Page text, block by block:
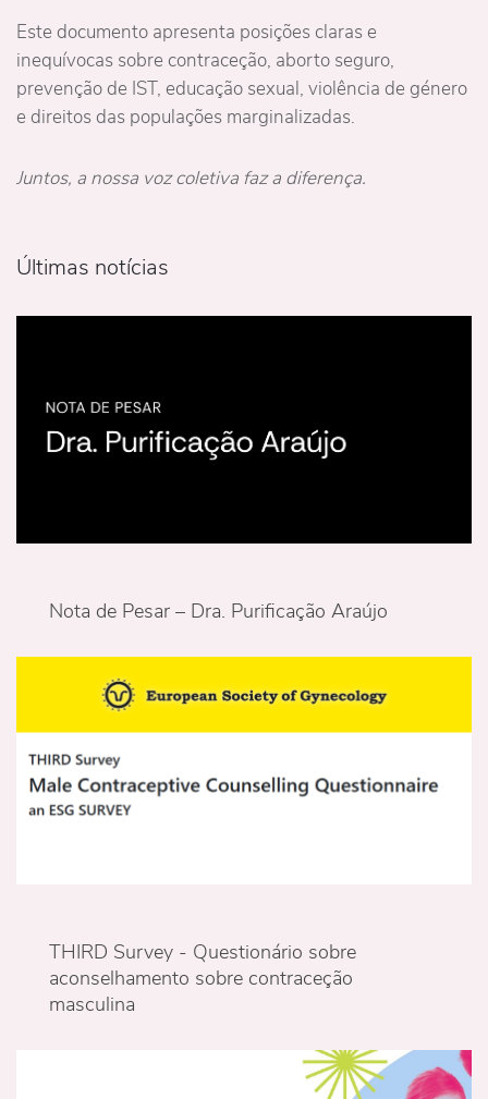
Este documento apresenta posições claras e
inequívocas sobre contraceção, aborto seguro,
prevenção de IST, educação sexual, violência de género
e direitos das populações marginalizadas.
Juntos, a nossa voz coletiva faz a diferença.
Últimas notícias
Nota de Pesar – Dra. Purificação Araújo
THIRD Survey - Questionário sobre
aconselhamento sobre contraceção
masculina